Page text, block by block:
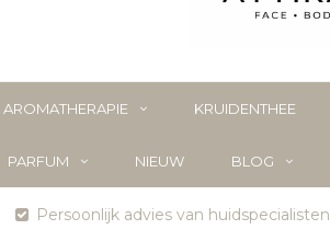
AROMATHERAPIE KRUIDENTHEE
PARFUM NIEUW BLOG
Persoonlijk advies van huidspecialisten